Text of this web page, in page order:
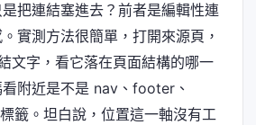
把連結塞進去？前者是編輯性連
實測方法很簡單，打開來源頁，
文字，看它落在頁面結構的哪一
附近是不是 nav、footer、
籤。坦白說，位置這一軸沒有工